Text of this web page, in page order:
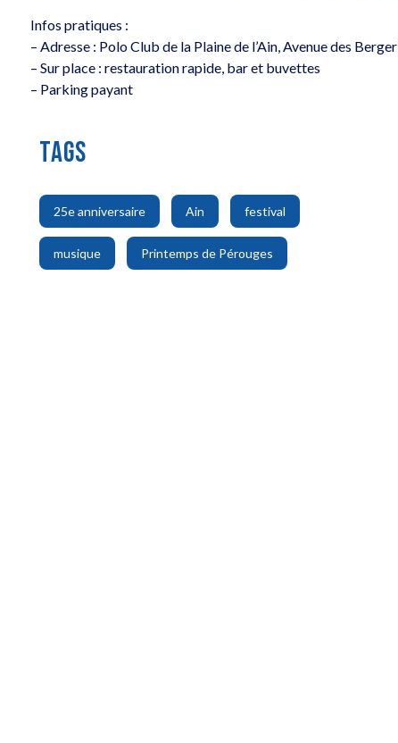
Infos pratiques :
– Adresse : Polo Club de la Plaine de l’Ain, Avenue des
– Sur place : restauration rapide, bar et buvettes
– Parking payant
TAGS
25e anniversaire
,
Ain
,
festival
musique
,
Printemps de Pérouges